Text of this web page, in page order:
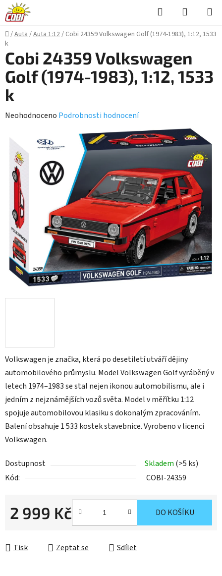
Přejít
na
obsah
Hledat
KOŠÍK
Domů
/Auta/Auta 1:12/ Cobi 24359 Volkswagen Golf (1974-1983), 1:12, 1533
k
Volkswagen je značka, která po desetiletí utváří dějiny
automobilového průmyslu. Model Volkswagen Golf vyráběný v
letech 1974–1983 se stal nejen ikonou automobilismu, ale i
jedním z nejznámějších vozů světa. Model v měřítku 1:12
spojuje automobilovou klasiku s dokonalým zpracováním.
Balení obsahuje 1 533 kostek stavebnice. Vyrobeno v licenci
Volkswagen.
Dostupnost Skladem (>5 ks)
Kód:
COBI-24359
2 999 Kč DO KOŠÍKU
Tisk Zeptat se Sdílet
Cobi 24359 Volkswagen
Golf (1974-1983), 1:12, 1533
k
Průměrné
produktu
0,0
hvězdiček.
Neohodnoceno Podrobnosti hodnocení